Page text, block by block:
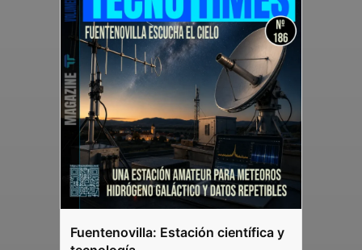
Fuentenovilla: Estación científica y